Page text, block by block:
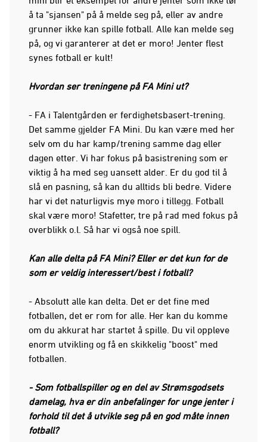
å ta "sjansen" på å melde seg på, eller av andre
grunner ikke kan spille fotball. Alle kan melde seg
på, og vi garanterer at det er moro! Jenter flest
synes fotball er kult!
Hvordan ser treningene på FA Mini ut?
- FA i Talentgården er ferdighetsbasert-trening.
Det samme gjelder FA Mini. Du kan være med her
selv om du har kamp/trening samme dag eller
dagen etter. Vi har fokus på basistrening som er
viktig å ha med seg uansett alder. Er du god til å
slå en pasning, så kan du alltids bli bedre. Videre
har vi det naturligvis mye moro i tillegg. Fotball
skal være moro! Stafetter, tre på rad med fokus på
overblikk o.l. Så har vi også noe spill.
Kan alle delta på FA Mini? Eller er det kun for de
som er veldig interessert/best i fotball?
- Absolutt alle kan delta. Det er det fine med
fotballen, det er rom for alle. Her kan du komme
om du akkurat har startet å spille. Du vil oppleve
enorm utvikling og få en skikkelig "boost" med
fotballen.
- Som fotballspiller og en del av Strømsgodsets
damelag, hva er din anbefalinger for unge jenter i
forhold til det å utvikle seg på en god måte innen
fotball?